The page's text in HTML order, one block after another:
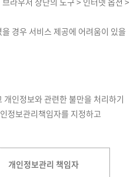
경우 서비스 제공에 어려움이 있을
인정보와 관련한 불만을 처리하기
정보관리책임자를 지정하고
개인정보관리 책임자